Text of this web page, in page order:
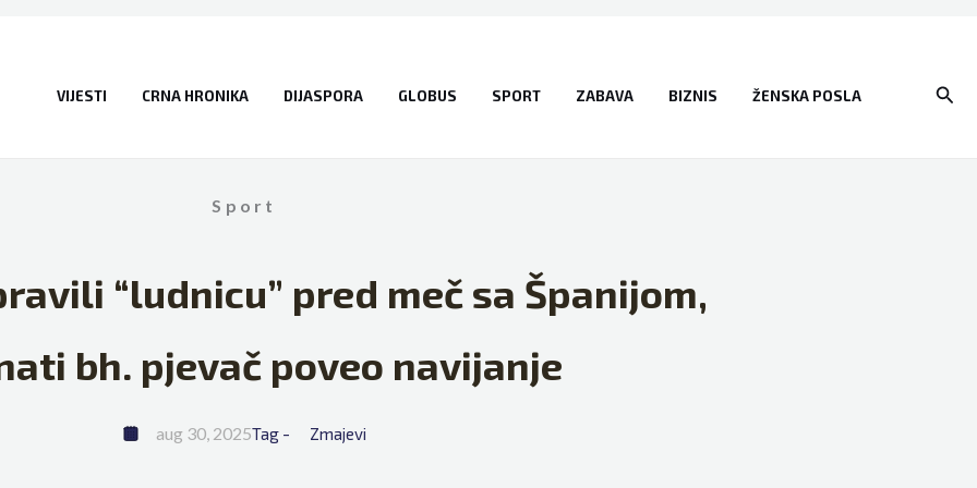
VIJESTI CRNA HRONIKA DIJASPORA GLOBUS SPORT ZABAVA BIZNIS ŽENSKA POSLA
Sport
“ludnicu” pred meč sa Španijom,
bh. pjevač poveo navijanje
aug 30, 2025Tag - Zmajevi